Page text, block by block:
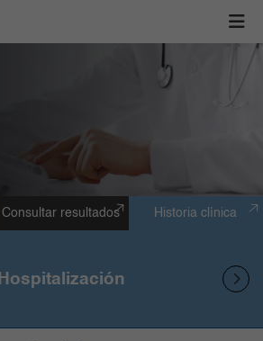
Consultar resultados Historia clínica
Hospitalización